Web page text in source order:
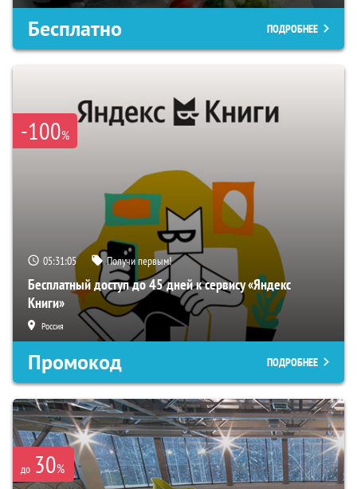
Бесплатно ПОДРОБНЕЕ
-100%
05:31:04 Получи первым!
Бесплатный доступ до 45 дней к сервису «Яндекс
Книги»
Россия
Промокод ПОДРОБНЕЕ
до 30%